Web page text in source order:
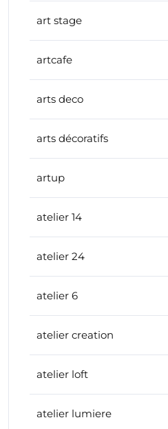
art stage
artcafe
arts deco
arts décoratifs
artup
atelier 14
atelier 24
atelier 6
atelier creation
atelier loft
atelier lumiere